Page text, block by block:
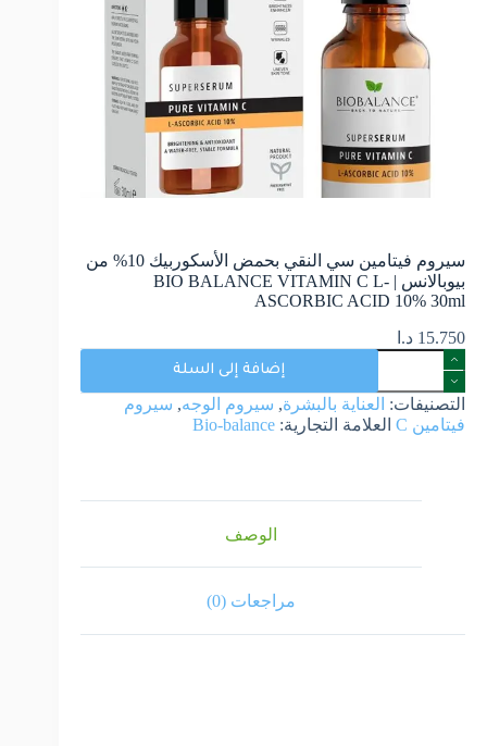
سيروم فيتامين سي النقي بحمض الأسكوربيك 10% من
بيوبالانس | BIO BALANCE VITAMIN C L-
ASCORBIC ACID 10% 30ml
15.750 د.ا
إضافة إلى السلة
التصنيفات: العناية بالبشرة, سيروم الوجه, سيروم
فيتامين C
العلامة التجارية: Bio-balance
الوصف
مراجعات (0)